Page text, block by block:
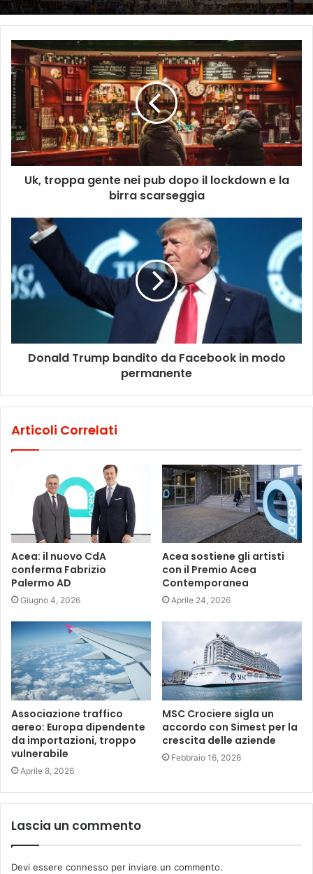
Uk, troppa gente nei pub dopo il lockdown e la
birra scarseggia
Donald Trump bandito da Facebook in modo
permanente
Articoli Correlati
Acea: il nuovo CdA
conferma Fabrizio
Palermo AD
Giugno 4, 2026
Acea sostiene gli artisti
con il Premio Acea
Contemporanea
Aprile 24, 2026
Associazione traffico
aereo: Europa dipendente
da importazioni, troppo
vulnerabile
Aprile 8, 2026
MSC Crociere sigla un
accordo con Simest per la
crescita delle aziende
Febbraio 16, 2026
Lascia un commento
Devi essere connesso per inviare un commento.